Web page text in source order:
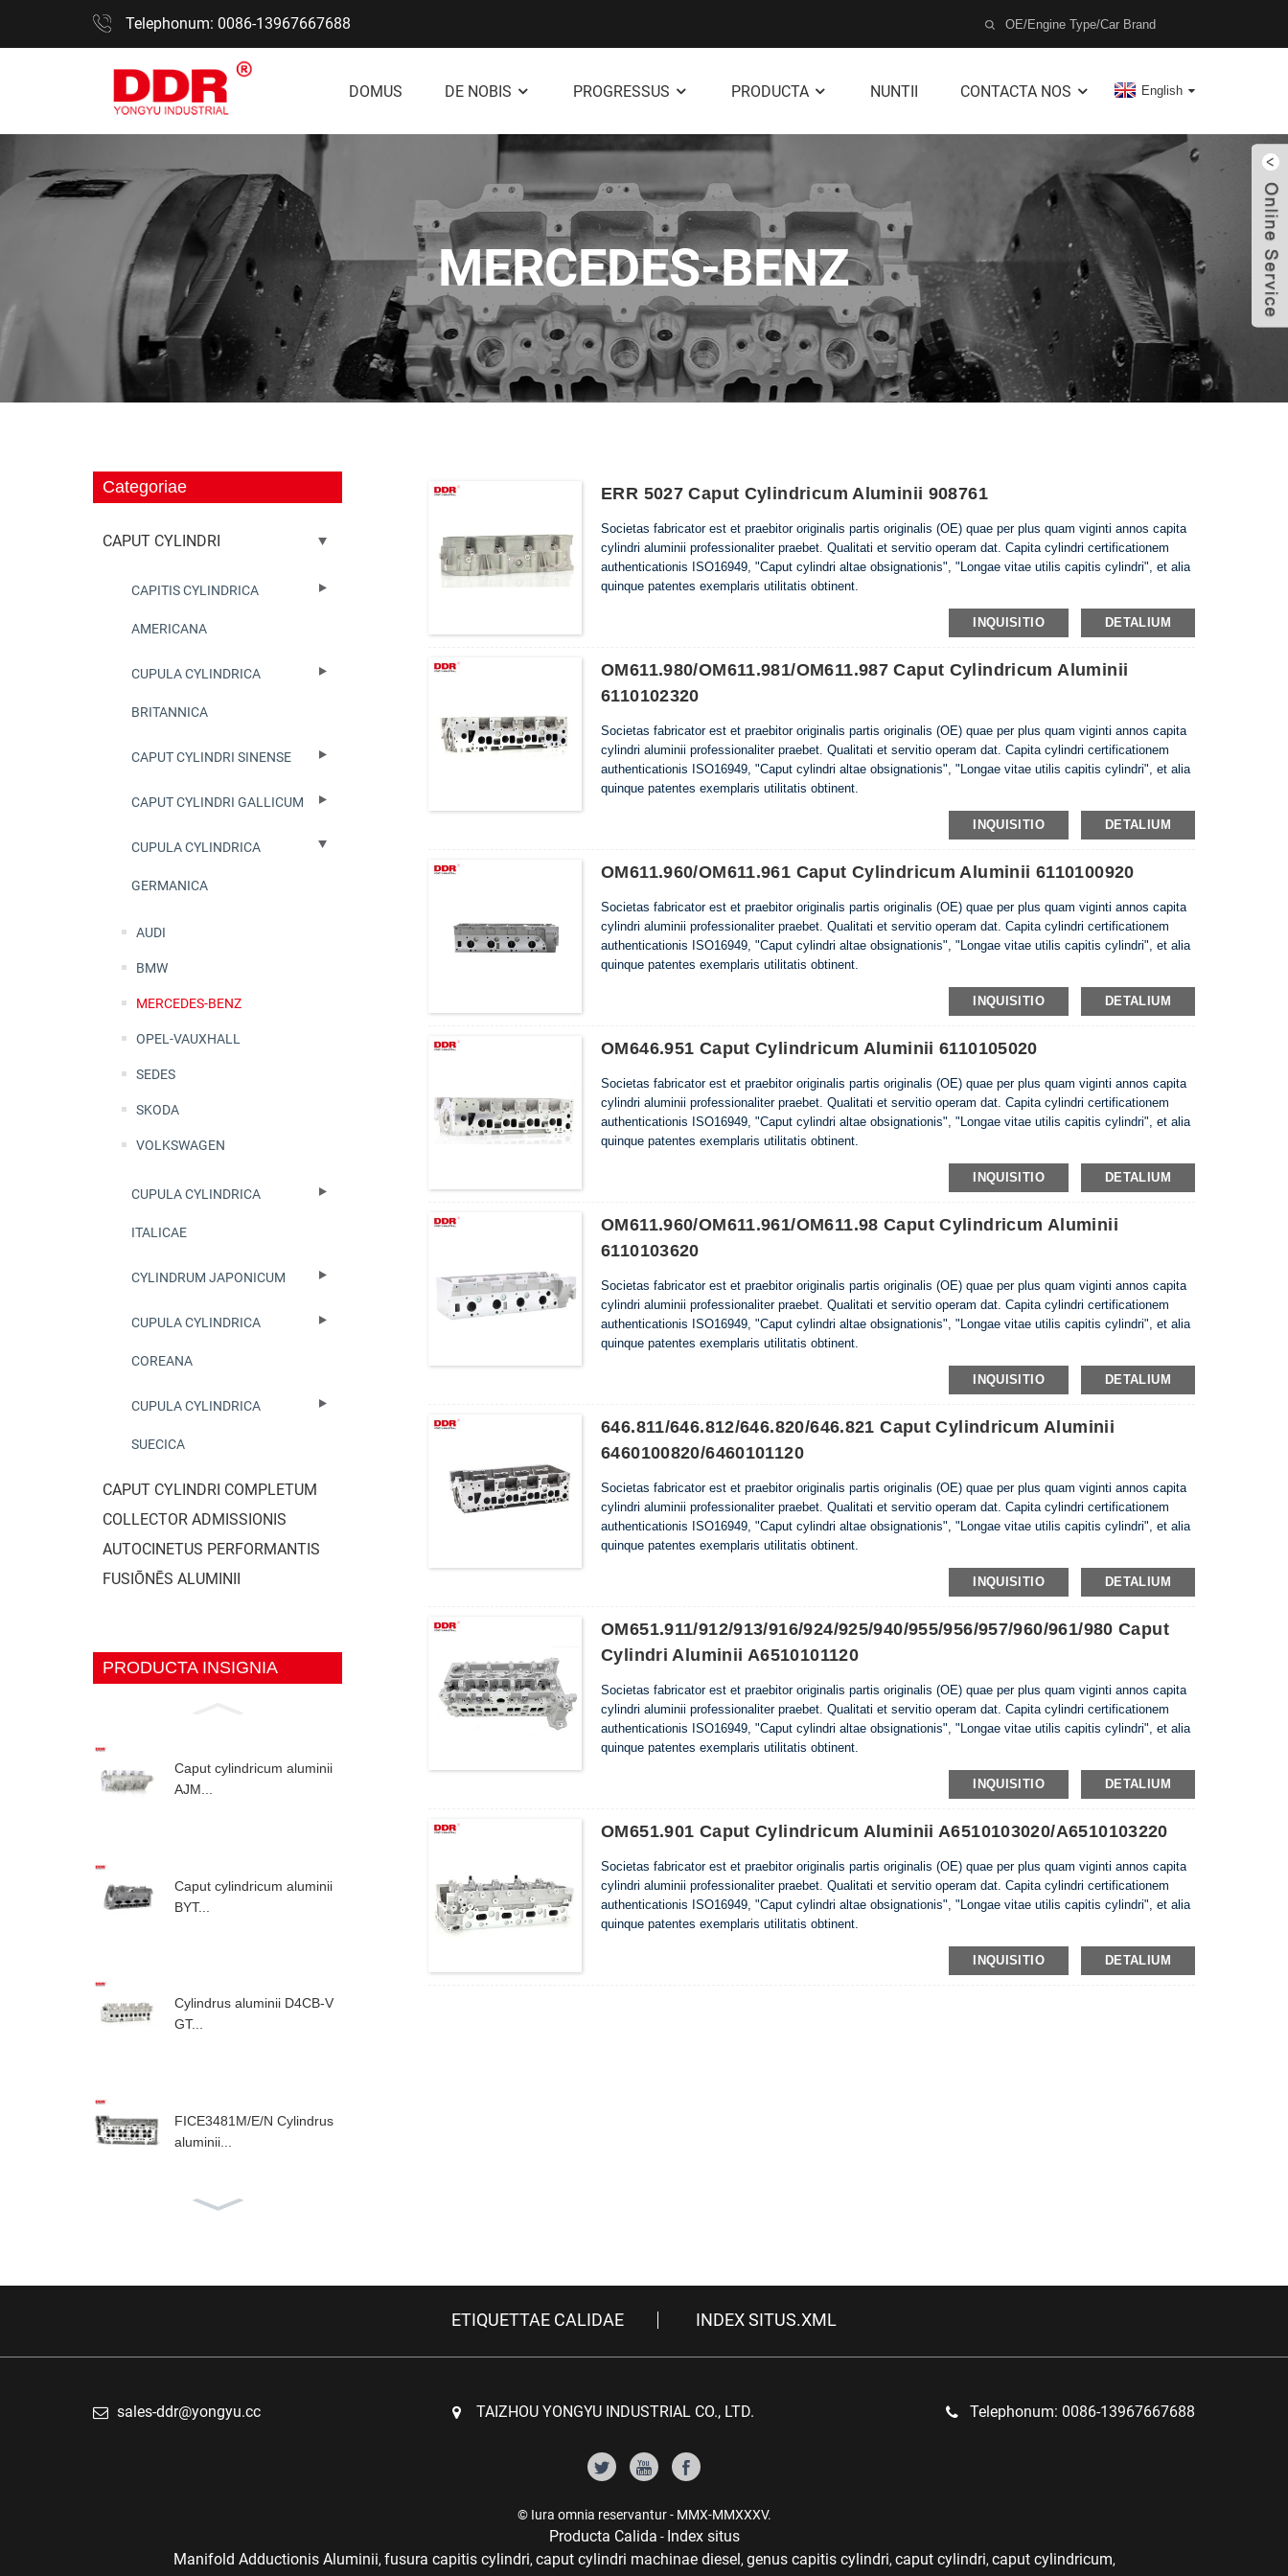
Telephonum: 0086-13967667688
DOMUS DE NOBIS PROGRESSUS PRODUCTA NUNTII CONTACTA NOS English
MERCEDES-BENZ
Categoriae
CAPUT CYLINDRI
CAPITIS CYLINDRICA
AMERICANA
CUPULA CYLINDRICA
BRITANNICA
CAPUT CYLINDRI SINENSE
CAPUT CYLINDRI GALLICUM
CUPULA CYLINDRICA
GERMANICA
AUDI
BMW
MERCEDES-BENZ
OPEL-VAUXHALL
SEDES
SKODA
VOLKSWAGEN
CUPULA CYLINDRICA
ITALICAE
CYLINDRUM JAPONICUM
CUPULA CYLINDRICA
COREANA
CUPULA CYLINDRICA
SUECICA
CAPUT CYLINDRI COMPLETUM
COLLECTOR ADMISSIONIS
AUTOCINETUS PERFORMANTIS
FUSIŌNĒS ALUMINII
PRODUCTA INSIGNIA
Caput cylindricum aluminii
AJM...
Caput cylindricum aluminii
BYT...
Cylindrus aluminii D4CB-V
GT...
FICE3481M/E/N Cylindrus
aluminii...
ERR 5027 Caput Cylindricum Aluminii 908761
Societas fabricator est et praebitor originalis partis originalis (OE) quae per plus quam viginti annos capita
cylindri aluminii professionaliter praebet. Qualitati et servitio operam dat. Capita cylindri certificationem
authenticationis ISO16949, "Caput cylindri altae obsignationis", "Longae vitae utilis capitis cylindri", et alia
quinque patentes exemplaris utilitatis obtinent.
INQUISITIO DETALIUM
OM611.980/OM611.981/OM611.987 Caput Cylindricum Aluminii
6110102320
Societas fabricator est et praebitor originalis partis originalis (OE) quae per plus quam viginti annos capita
cylindri aluminii professionaliter praebet. Qualitati et servitio operam dat. Capita cylindri certificationem
authenticationis ISO16949, "Caput cylindri altae obsignationis", "Longae vitae utilis capitis cylindri", et alia
quinque patentes exemplaris utilitatis obtinent.
INQUISITIO DETALIUM
OM611.960/OM611.961 Caput Cylindricum Aluminii 6110100920
Societas fabricator est et praebitor originalis partis originalis (OE) quae per plus quam viginti annos capita
cylindri aluminii professionaliter praebet. Qualitati et servitio operam dat. Capita cylindri certificationem
authenticationis ISO16949, "Caput cylindri altae obsignationis", "Longae vitae utilis capitis cylindri", et alia
quinque patentes exemplaris utilitatis obtinent.
INQUISITIO DETALIUM
OM646.951 Caput Cylindricum Aluminii 6110105020
Societas fabricator est et praebitor originalis partis originalis (OE) quae per plus quam viginti annos capita
cylindri aluminii professionaliter praebet. Qualitati et servitio operam dat. Capita cylindri certificationem
authenticationis ISO16949, "Caput cylindri altae obsignationis", "Longae vitae utilis capitis cylindri", et alia
quinque patentes exemplaris utilitatis obtinent.
INQUISITIO DETALIUM
OM611.960/OM611.961/OM611.98 Caput Cylindricum Aluminii
6110103620
Societas fabricator est et praebitor originalis partis originalis (OE) quae per plus quam viginti annos capita
cylindri aluminii professionaliter praebet. Qualitati et servitio operam dat. Capita cylindri certificationem
authenticationis ISO16949, "Caput cylindri altae obsignationis", "Longae vitae utilis capitis cylindri", et alia
quinque patentes exemplaris utilitatis obtinent.
INQUISITIO DETALIUM
646.811/646.812/646.820/646.821 Caput Cylindricum Aluminii
6460100820/6460101120
Societas fabricator est et praebitor originalis partis originalis (OE) quae per plus quam viginti annos capita
cylindri aluminii professionaliter praebet. Qualitati et servitio operam dat. Capita cylindri certificationem
authenticationis ISO16949, "Caput cylindri altae obsignationis", "Longae vitae utilis capitis cylindri", et alia
quinque patentes exemplaris utilitatis obtinent.
INQUISITIO DETALIUM
OM651.911/912/913/916/924/925/940/955/956/957/960/961/980 Caput
Cylindri Aluminii A6510101120
Societas fabricator est et praebitor originalis partis originalis (OE) quae per plus quam viginti annos capita
cylindri aluminii professionaliter praebet. Qualitati et servitio operam dat. Capita cylindri certificationem
authenticationis ISO16949, "Caput cylindri altae obsignationis", "Longae vitae utilis capitis cylindri", et alia
quinque patentes exemplaris utilitatis obtinent.
INQUISITIO DETALIUM
OM651.901 Caput Cylindricum Aluminii A6510103020/A6510103220
Societas fabricator est et praebitor originalis partis originalis (OE) quae per plus quam viginti annos capita
cylindri aluminii professionaliter praebet. Qualitati et servitio operam dat. Capita cylindri certificationem
authenticationis ISO16949, "Caput cylindri altae obsignationis", "Longae vitae utilis capitis cylindri", et alia
quinque patentes exemplaris utilitatis obtinent.
INQUISITIO DETALIUM
ETIQUETTAE CALIDAE INDEX SITUS.XML
sales-ddr@yongyu.cc TAIZHOU YONGYU INDUSTRIAL CO., LTD. Telephonum: 0086-13967667688
© Iura omnia reservantur - MMX-MMXXXV.
Producta Calida - Index situs
Manifold Adductionis Aluminii, fusura capitis cylindri, caput cylindri machinae diesel, genus capitis cylindri, caput cylindri, caput cylindricum,